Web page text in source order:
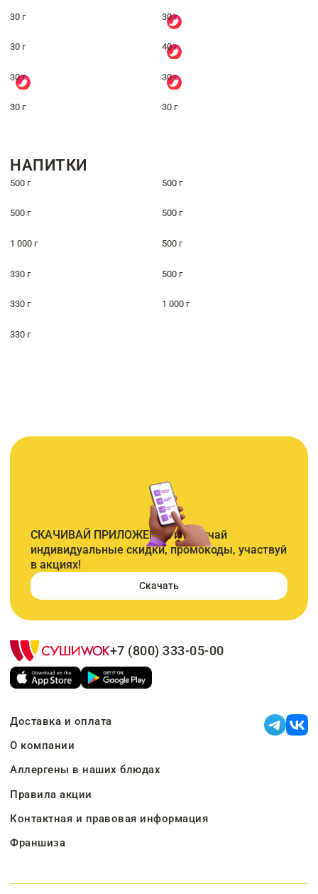
30 г 30 г
30 г 40 г
30 г 30 г
30 г 30 г
НАПИТКИ
500 г 500 г
500 г 500 г
1 000 г 500 г
330 г 500 г
330 г 1 000 г
330 г
СКАЧИВАЙ ПРИЛОЖЕНИЕ и получай
индивидуальные скидки, промокоды, участвуй
в акциях!
Скачать
+7 (800) 333-05-00
Доставка и оплата
О компании
Аллергены в наших блюдах
Правила акции
Контактная и правовая информация
Франшиза